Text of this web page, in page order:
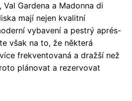
Gardena a Madonna di
mají nejen kvalitní
vybavení a pestrý aprés-
však na to, že některá
frekventovaná a dražší než
plánovat a rezervovat